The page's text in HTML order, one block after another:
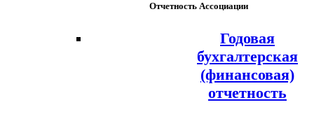
Отчетность Ассоциации
Годовая
бухгалтерская
(финансовая)
отчетность